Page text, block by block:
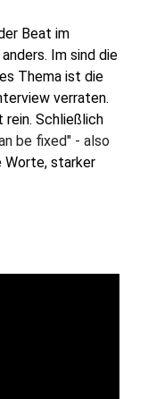
Beat im
Im sind die
Thema ist die
verraten.
rein. Schließlich
be fixed" - also
Worte, starker